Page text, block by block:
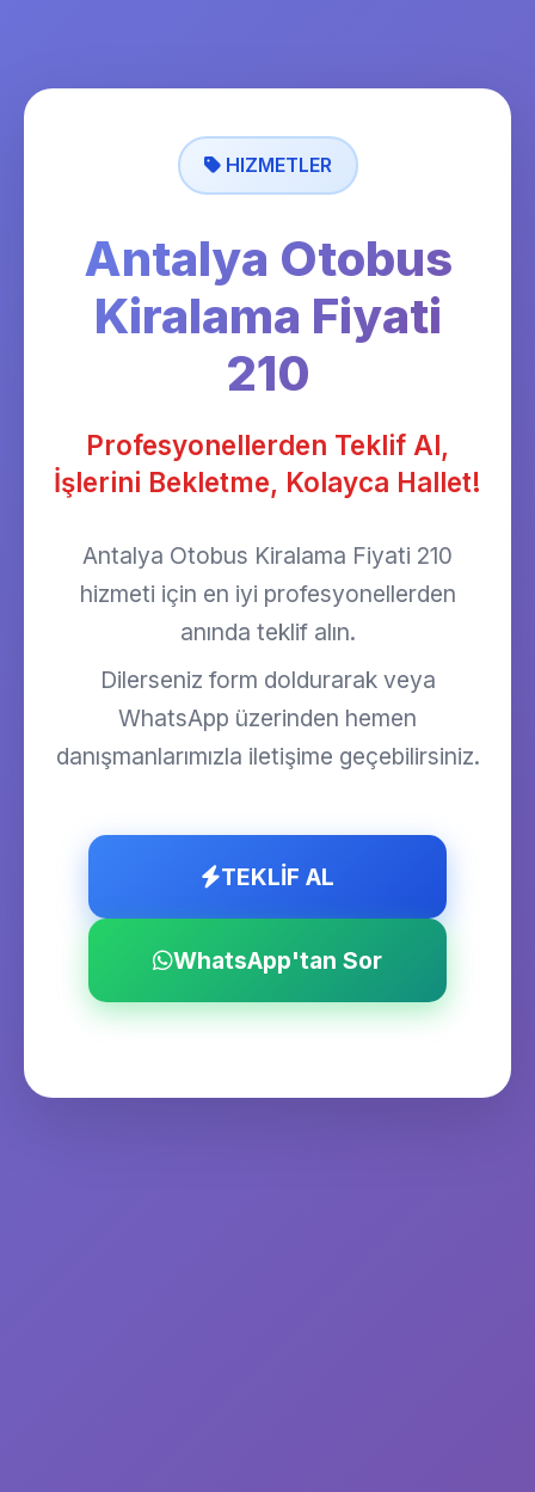
HIZMETLER
Antalya Otobus
Kiralama Fiyati
210
Profesyonellerden Teklif Al,
İşlerini Bekletme, Kolayca Hallet!
Antalya Otobus Kiralama Fiyati 210
hizmeti için en iyi profesyonellerden
anında teklif alın.
Dilerseniz form doldurarak veya
WhatsApp üzerinden hemen
danışmanlarımızla iletişime geçebilirsiniz.
TEKLİF AL
WhatsApp'tan Sor